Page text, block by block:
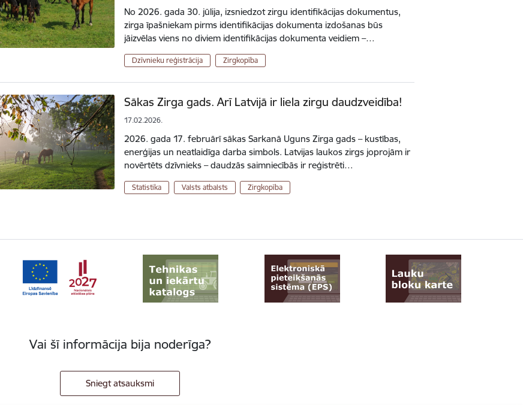
No 2026. gada 30. jūlija, izsniedzot zirgu identifikācijas dokumentus,
zirga īpašniekam pirms identifikācijas dokumenta izdošanas būs
jāizvēlas viens no diviem identifikācijas dokumenta veidiem –…
Dzīvnieku reģistrācija Zirgkopība
Sākas Zirga gads. Arī Latvijā ir liela zirgu daudzveidība!
17.02.2026.
2026. gada 17. februārī sākas Sarkanā Uguns Zirga gads – kustības,
enerģijas un neatlaidīga darba simbols. Latvijas laukos zirgs joprojām ir
novērtēts dzīvnieks – daudzās saimniecībās ir reģistrēti…
Statistika Valsts atbalsts Zirgkopība
Vai šī informācija bija noderīga?
Sniegt atsauksmi